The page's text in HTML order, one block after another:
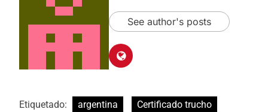
See author's posts
Etiquetado: argentina
Certificado trucho